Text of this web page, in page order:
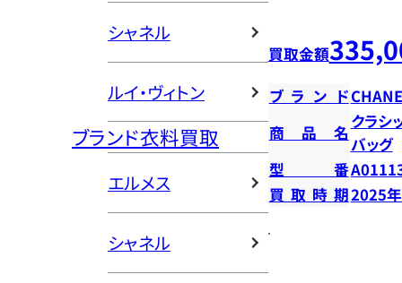
シャネル
ルイ・ヴィトン
ブランド衣料買取
エルメス
シャネル
買取金額
ブランド
商品名
クラシ
バッグ
型番
買取時期2025